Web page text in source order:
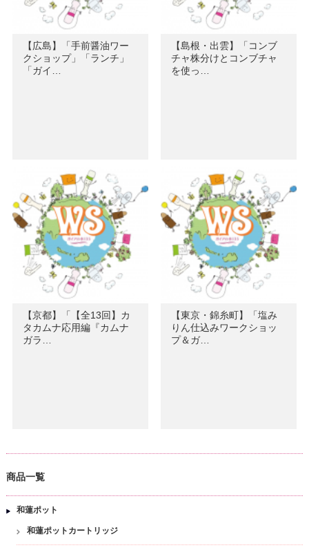
【広島】「手前醤油ワー
クショップ」「ランチ」
「ガイ…
【島根・出雲】「コンブ
チャ株分けとコンブチャ
を使っ…
【京都】「【全13回】カ
タカムナ応用編『カムナ
ガラ…
【東京・錦糸町】「塩み
りん仕込みワークショッ
プ＆ガ…
商品一覧
和蓮ポット
和蓮ポットカートリッジ